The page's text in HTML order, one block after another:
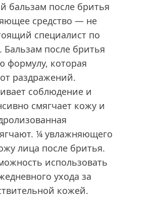
бальзам после бритья
средство — не
специалист по
после бритья
формулу, которая
раздражений.
соблюдение и
смягчает кожу и
¼ увлажняющего
лица после бритья.
использовать
ухода за
кожей.